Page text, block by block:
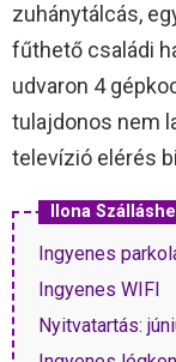
zuhánytálcás,
fűthető családi
udvaron 4
tulajdonos nem
televízió elérés
Ilona
Ingyenes
Ingyenes WIFI
Nyitvatartás: